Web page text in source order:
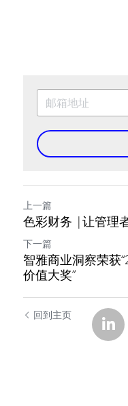
上一篇
色彩财务 |让管理
下一篇
智雅商业洞察荣获
价值大奖”
回到主页